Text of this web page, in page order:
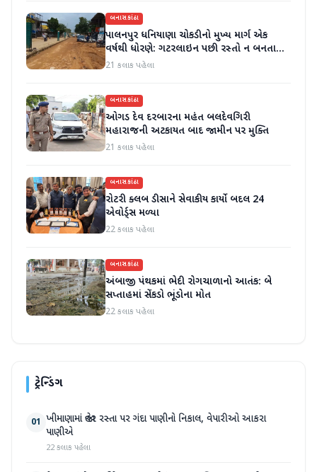
બનાસકાંઠા
પાલનપુર ધનિયાણા ચોકડીનો મુખ્ય માર્ગ એક
વર્ષથી ધોરણે: ગટરલાઇન પછી રસ્તો ન બનતા
હાલાકી
21 કલાક પહેલા
બનાસકાંઠા
ઓગડ દેવ દરબારના મહંત બલદેવગિરી
મહારાજની અટકાયત બાદ જામીન પર મુક્તિ
21 કલાક પહેલા
બનાસકાંઠા
રોટરી ક્લબ ડીસાને સેવાકીય કાર્યો બદલ 24
એવોર્ડ્સ મળ્યા
22 કલાક પહેલા
બનાસકાંઠા
અંબાજી પંથકમાં ભેદી રોગચાળાનો આતંક: બે
સપ્તાહમાં સેંકડો ભૂંડોના મોત
22 કલાક પહેલા
ટ્રેન્ડિંગ
01 ખીમાણામાં જાહેર રસ્તા પર ગંદા પાણીનો નિકાલ, વેપારીઓ આકરા
પાણીએ
22 કલાક પહેલા